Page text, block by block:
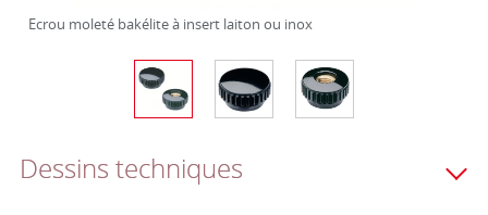
Ecrou moleté bakélite à insert laiton ou inox
Dessins techniques